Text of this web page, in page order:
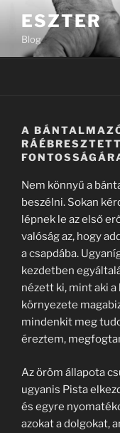
Tartalomhoz
ESZTER
Blog
A
Nem könnyű a
beszélni. Sokan
lépnek le az első
valóság az, hogy
a csapdába.
kezdetben
nézett ki, mint aki
környezete
mindenkit meg
éreztem,
Az öröm állapota
ugyanis Pista
és egyre
azokat a dolgokat,